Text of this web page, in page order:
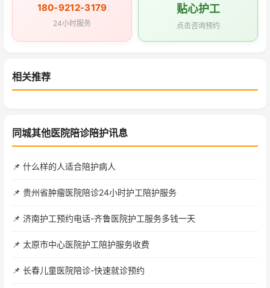
180-9212-3179
24小时服务
贴心护工
点击咨询预约
相关推荐
同城其他医院陪诊陪护讯息
📌 什么样的人适合陪护病人
📌 贵州省肿瘤医院陪诊24小时护工陪护服务
📌 济南护工预约电话-齐鲁医院护工服务多钱一天
📌 太原市中心医院护工陪护服务收费
📌 长春儿童医院陪诊-快速就诊预约